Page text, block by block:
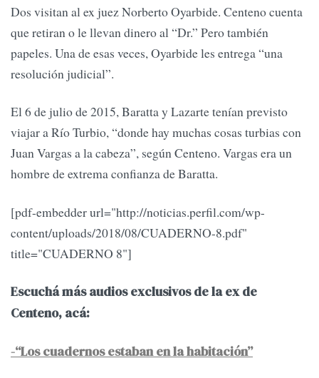
Dos visitan al ex juez Norberto Oyarbide. Centeno cuenta
que retiran o le llevan dinero al “Dr.” Pero también
papeles. Una de esas veces, Oyarbide les entrega “una
resolución judicial”.
El 6 de julio de 2015, Baratta y Lazarte tenían previsto
viajar a Río Turbio, “donde hay muchas cosas turbias con
Juan Vargas a la cabeza”, según Centeno. Vargas era un
hombre de extrema confianza de Baratta.
[pdf-embedder url="http://noticias.perfil.com/wp-
content/uploads/2018/08/CUADERNO-8.pdf"
title="CUADERNO 8"]
Escuchá más audios exclusivos de la ex de
Centeno, acá:
-“Los cuadernos estaban en la habitación”